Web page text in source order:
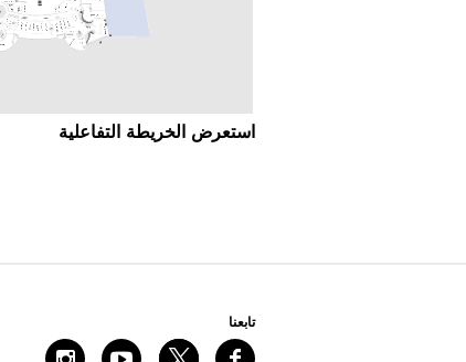
اﺳﺘﻌﺮﺽ اﻟﺨﺮﻳﻄﺔ اﻟﺘﻔﺎﻋﻠﻴﺔ
ﺗﺎﺑﻌﻨﺎ